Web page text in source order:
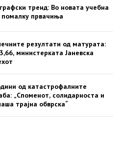
тренд: Во новата учебна
помалку првачиња
резултати од матурата:
министерката Јаневска
од катастрофалните
„Споменот, солидарноста и
трајна обврска“